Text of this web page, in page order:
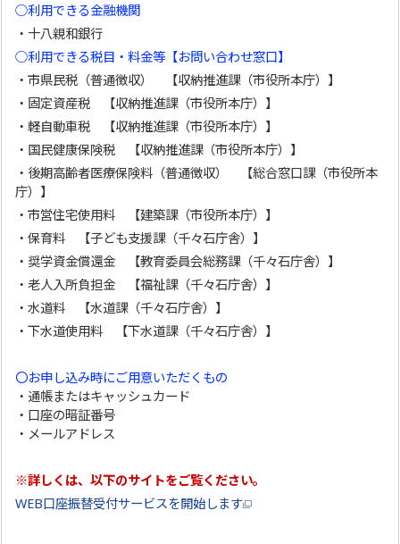
○利用できる金融機関
・十八親和銀行
○利用できる税目・料金等【お問い合わせ窓口】
・市県民税（普通徴収） 【収納推進課（市役所本庁）】
・固定資産税 【収納推進課（市役所本庁）】
・軽自動車税 【収納推進課（市役所本庁）】
・国民健康保険税 【収納推進課（市役所本庁）】
・後期高齢者医療保険料（普通徴収） 【総合窓口課（市役所本
庁）】
・市営住宅使用料 【建築課（市役所本庁）】
・保育料 【子ども支援課（千々石庁舎）】
・奨学資金償還金 【教育委員会総務課（千々石庁舎）】
・老人入所負担金 【福祉課（千々石庁舎）】
・水道料 【水道課（千々石庁舎）】
・下水道使用料 【下水道課（千々石庁舎）】
〇お申し込み時にご用意いただくもの
・通帳またはキャッシュカード
・口座の暗証番号
・メールアドレス
※詳しくは、以下のサイトをご覧ください。
WEB口座振替受付サービスを開始します